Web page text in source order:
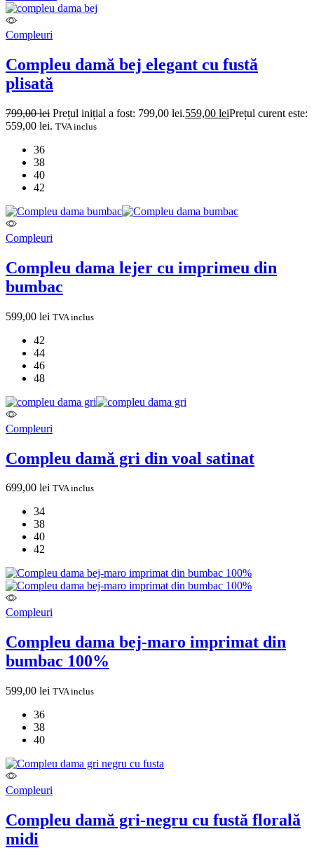
Compleuri
Compleu damă bej elegant cu fustă
plisată
799,00lei Prețul inițial a fost: 799,00 lei.559,00 leiPrețul curent este:
559,00 lei. TVA inclus
36
38
40
42
Compleuri
Compleu dama lejer cu imprimeu din
bumbac
599,00 lei TVA inclus
42
44
46
48
Compleuri
Compleu damă gri din voal satinat
699,00 lei TVA inclus
34
38
40
42
Compleuri
Compleu dama bej-maro imprimat din
bumbac 100%
599,00 lei TVA inclus
36
38
40
Compleuri
Compleu damă gri-negru cu fustă florală
midi